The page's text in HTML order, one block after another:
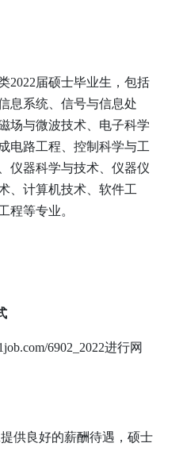
2022届硕士毕业生，包括
息系统、信号与信息处
场与微波技术、电子科学
电路工程、控制科学与工
仪器科学与技术、仪器仪
、计算机技术、软件工
程等专业。
6902_2022进行网
供良好的薪酬待遇，硕士